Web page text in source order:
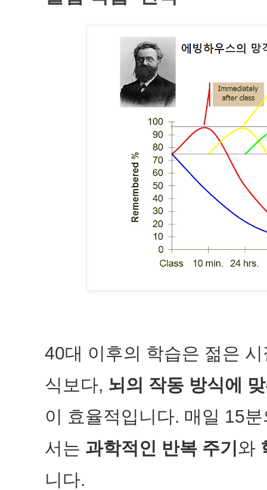
40대 이후의 학습은 젊은
식보다, 뇌의 작동 방식에
이 효율적입니다. 매일 15
서는 과학적인 반복 주기 와
니다.